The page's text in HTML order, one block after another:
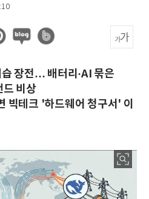
장전… 배터리·AI 묶은
드 비상
빅테크 '하드웨어 청구서' 이